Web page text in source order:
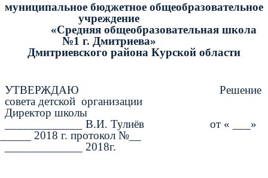
муниципальное бюджетное общеобразовательное
учреждение
«Средняя общеобразовательная школа
№1 г. Дмитриева»
Дмитриевского района Курской области
УТВЕРЖДАЮ Решение
совета детской организации
Директор школы
_____________ В.И. Тулиёв от « ___»
2018 г. протокол №__
_____________ 2018г.